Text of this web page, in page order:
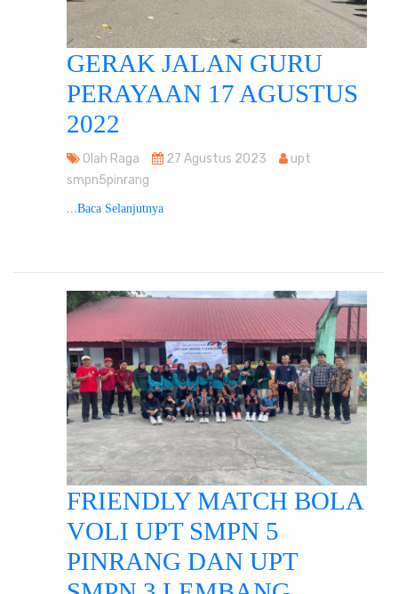
GERAK JALAN GURU
PERAYAAN 17 AGUSTUS
2022
Olah Raga 27 Agustus 2023
upt
smpn5pinrang
Baca Selanjutnya
FRIENDLY MATCH BOLA
VOLI UPT SMPN 5
PINRANG DAN UPT